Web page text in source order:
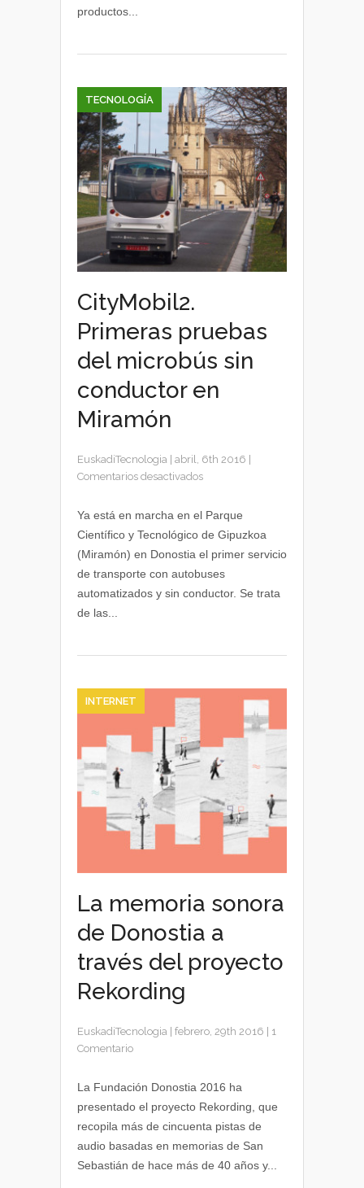
productos...
TECNOLOGÍA
CityMobil2.
Primeras pruebas
del microbús sin
conductor en
Miramón
EuskadiTecnologia abril, 6th 2016
Comentarios desactivadosen
Primeras
microbús
sin
conductor
Ya está en marcha en el Parque
Científico y Tecnológico de Gipuzkoa
(Miramón) en Donostia el primer servicio
de transporte con autobuses
automatizados y sin conductor. Se trata
de las...
INTERNET
La memoria sonora
de Donostia a
través del proyecto
Rekording
EuskadiTecnologia febrero, 29th 2016
1
Comentario
La Fundación Donostia 2016 ha
presentado el proyecto Rekording, que
recopila más de cincuenta pistas de
audio basadas en memorias de San
Sebastián de hace más de 40 años y...